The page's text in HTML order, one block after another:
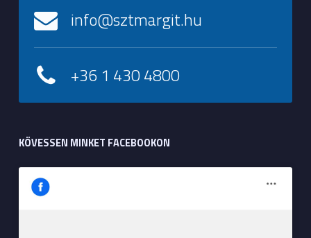
info@sztmargit.hu
+36 1 430 4800
KÖVESSEN MINKET FACEBOOKON